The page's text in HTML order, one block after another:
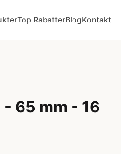
Top RabatterBlogKontakt
65 mm - 16